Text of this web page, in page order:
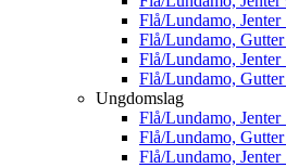
Flå/Lundamo, Jenter
Flå/Lundamo, Gutter
Flå/Lundamo, Jenter
Flå/Lundamo,
Ungdomslag
Flå/Lundamo, Jenter
Flå/Lundamo,
Flå/Lundamo, Jenter